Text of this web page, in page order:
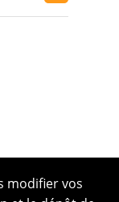
modifier vos